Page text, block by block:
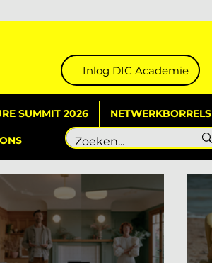
Inlog DIC Academie
SUMMIT 2026 NETWERKBORRELS